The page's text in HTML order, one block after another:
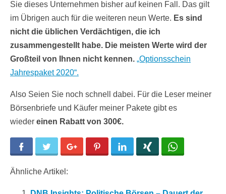
Sie dieses Unternehmen bisher auf keinen Fall. Das gilt
im Übrigen auch für die weiteren neun Werte. Es sind
nicht die üblichen Verdächtigen, die ich
zusammengestellt habe. Die meisten Werte wird der
Großteil von Ihnen nicht kennen. „Optionsschein
Jahrespaket 2020“.
Also Seien Sie noch schnell dabei. Für die Leser meiner
Börsenbriefe und Käufer meiner Pakete gibt es
wieder einen Rabatt von 300€.
Facebook Twitter Google+ Pinterest LinkedIn
Ähnliche Artikel: